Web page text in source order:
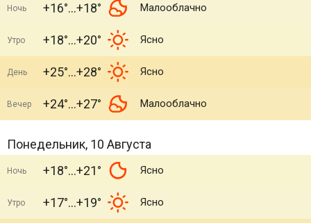
Ночь +16° +18° Малооблачно
Утро +18° +20° Ясно
День +25° +28° Ясно
Вечер +24° +27° Малооблачно
Понедельник, 10 Августа
Ночь +18° +21° Ясно
Утро +17° +19° Ясно